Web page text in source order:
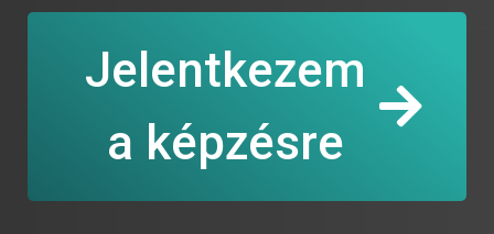
Jelentkezem
a képzésre